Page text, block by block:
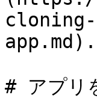
app.md).
# アプリ